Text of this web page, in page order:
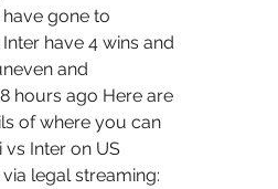
gone to
have 4 wins and
and
hours ago Here are
of where you can
Inter on US
legal streaming: